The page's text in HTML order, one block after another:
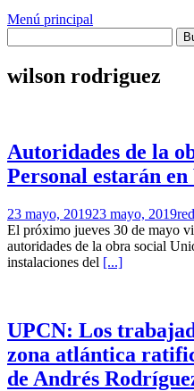
Menú principal
wilson rodriguez
Autoridades de la
Personal estarán
23 mayo, 201923 mayo, 2019
El próximo jueves 30 de mayo
autoridades de la obra social
instalaciones del [...]
UPCN: Los
zona atlántica
de Andrés